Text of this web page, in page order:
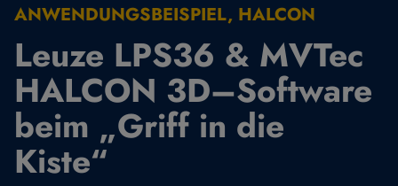
ANWENDUNGSBEISPIEL, HALCON
Leuze LPS36 & MVTec
HALCON 3D–Software
beim „Griff in die
Kiste“